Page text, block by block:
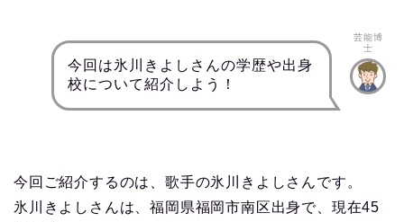
今回は氷川きよしさんの学歴や出身
校について紹介しよう！
芸能博
士
今回ご紹介するのは、歌手の氷川きよしさんです。
氷川きよしさんは、福岡県福岡市南区出身で、現在45